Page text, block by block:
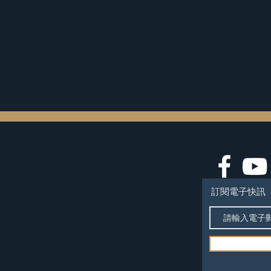
訂閱電子快訊